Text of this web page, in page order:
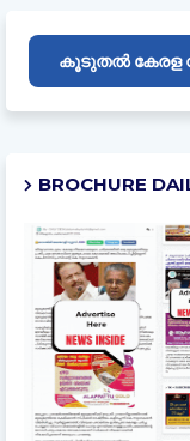
കൂടുതൽ കേരള
BROCHURE